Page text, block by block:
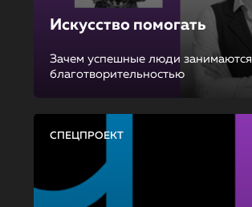
Искусство помогать
Зачем успешные люди занимаются
благотворительностью
СПЕЦПРОЕКТ